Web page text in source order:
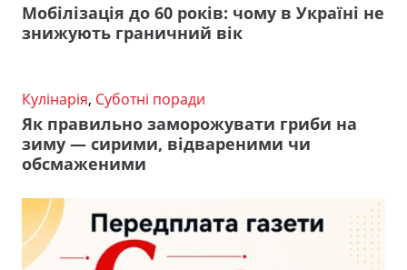
Мобілізація до 60 років: чому в Україні не
знижують граничний вік
Кулінарія, Суботні поради
Як правильно заморожувати гриби на
зиму — сирими, відвареними чи
обсмаженими